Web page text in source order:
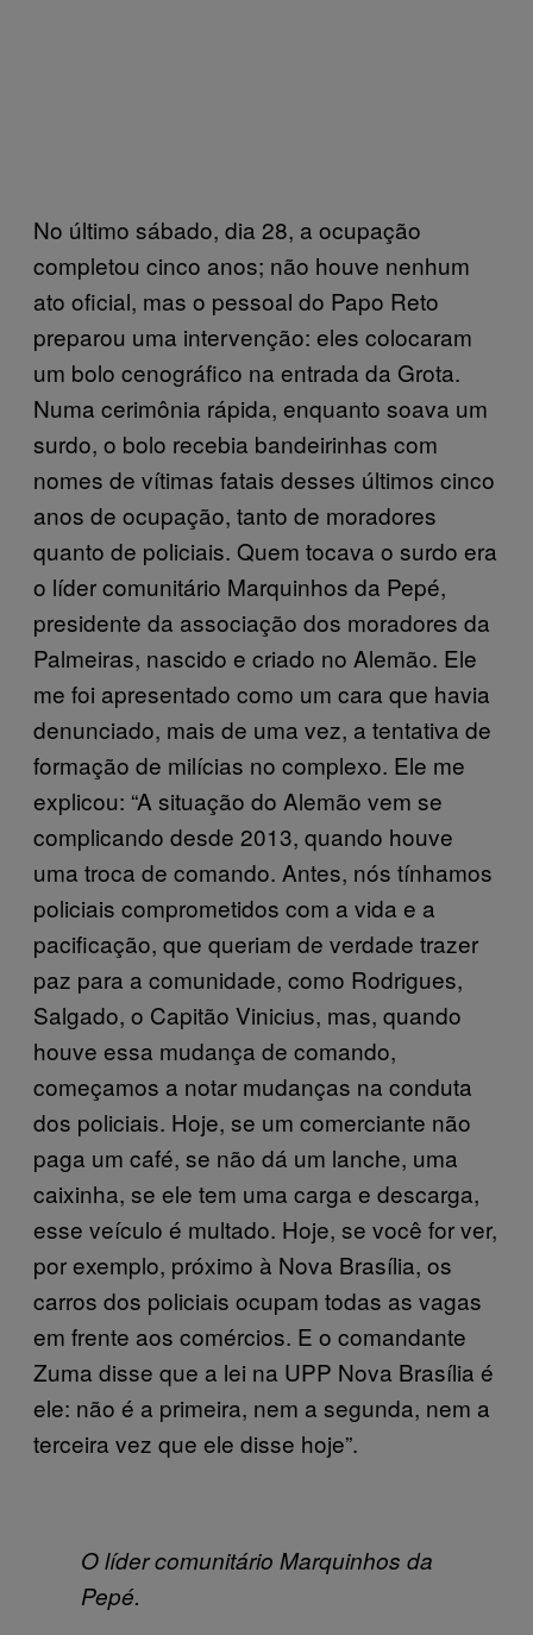
No último sábado, dia 28, a ocupação
completou cinco anos; não houve nenhum
ato oficial, mas o pessoal do Papo Reto
preparou uma intervenção: eles colocaram
um bolo cenográfico na entrada da Grota.
Numa cerimônia rápida, enquanto soava um
surdo, o bolo recebia bandeirinhas com
nomes de vítimas fatais desses últimos cinco
anos de ocupação, tanto de moradores
quanto de policiais. Quem tocava o surdo era
o líder comunitário Marquinhos da Pepé,
presidente da associação dos moradores da
Palmeiras, nascido e criado no Alemão. Ele
me foi apresentado como um cara que havia
denunciado, mais de uma vez, a tentativa de
formação de milícias no complexo. Ele me
explicou: “A situação do Alemão vem se
complicando desde 2013, quando houve
uma troca de comando. Antes, nós tínhamos
policiais comprometidos com a vida e a
pacificação, que queriam de verdade trazer
paz para a comunidade, como Rodrigues,
Salgado, o Capitão Vinicius, mas, quando
houve essa mudança de comando,
começamos a notar mudanças na conduta
dos policiais. Hoje, se um comerciante não
paga um café, se não dá um lanche, uma
caixinha, se ele tem uma carga e descarga,
esse veículo é multado. Hoje, se você for ver,
por exemplo, próximo à Nova Brasília, os
carros dos policiais ocupam todas as vagas
em frente aos comércios. E o comandante
Zuma disse que a lei na UPP Nova Brasília é
ele: não é a primeira, nem a segunda, nem a
terceira vez que ele disse hoje”.
O líder comunitário Marquinhos da
Pepé.